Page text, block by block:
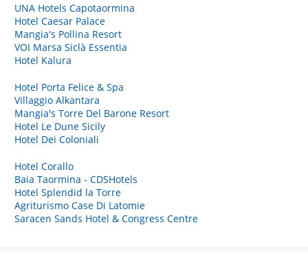
UNA Hotels Capotaormina
Hotel Caesar Palace
Mangia's Pollina Resort
VOI Marsa Siclà Essentia
Hotel Kalura
Hotel Porta Felice & Spa
Villaggio Alkantara
Mangia's Torre Del Barone Resort
Hotel Le Dune Sicily
Hotel Dei Coloniali
Hotel Corallo
Baia Taormina - CDSHotels
Hotel Splendid la Torre
Agriturismo Case Di Latomie
Saracen Sands Hotel & Congress Centre